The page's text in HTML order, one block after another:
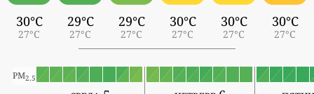
30°C
27°C
29°C
27°C
29°C
27°C
30°C
27°C
30°C
27°C
30°C
27°C
PM2.5